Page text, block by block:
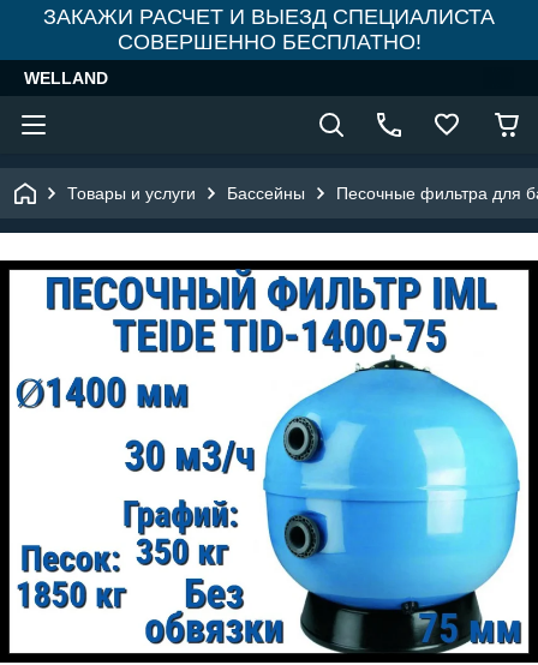
ЗАКАЖИ РАСЧЕТ И ВЫЕЗД СПЕЦИАЛИСТА
СОВЕРШЕННО БЕСПЛАТНО!
WELLAND
Товары и услуги Бассейны Песочные фильтра для